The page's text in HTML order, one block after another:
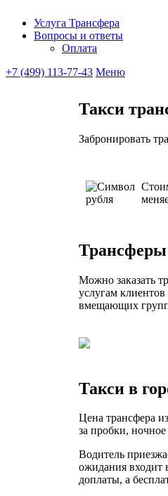
Ubitaxi
Услуга Трансфера
Вопросы и ответы
Оплата
+7 (499) 113-77-43 Меню
Такси
Забронировать
Трансферы
Можно заказать
услугам
вмещающих
Такси в
Цена трансфера
за пробки,
Водитель
ожидания входит
доплаты, а